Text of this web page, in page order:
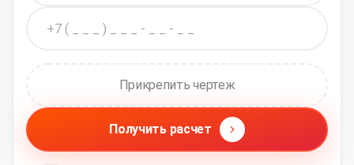
Прикрепить чертеж
Получить расчет